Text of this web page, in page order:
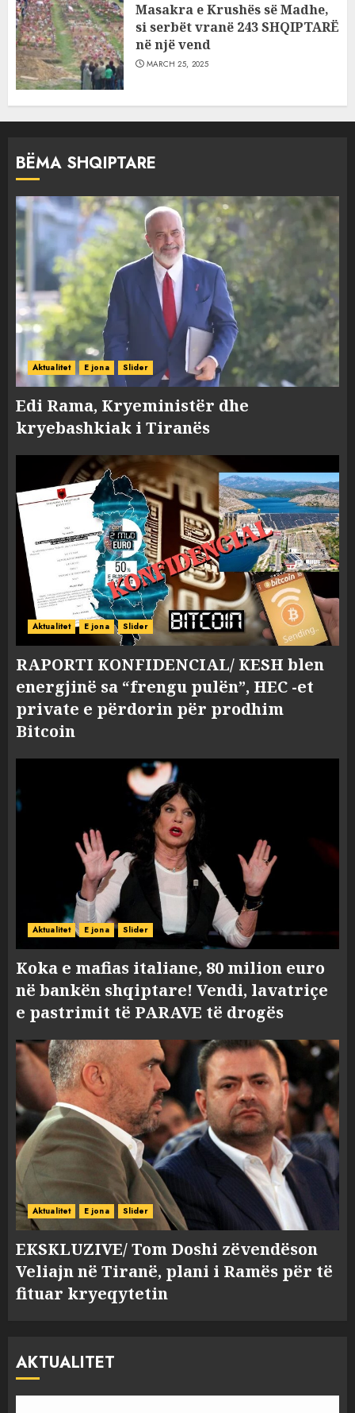
Masakra e Krushës së Madhe,
si serbët vranë 243 SHQIPTARË
në një vend
MARCH 25, 2025
BËMA SHQIPTARE
Aktualitet E jona Slider
Edi Rama, Kryeministër dhe
kryebashkiak i Tiranës
Aktualitet E jona Slider
RAPORTI KONFIDENCIAL/ KESH blen
energjinë sa “frengu pulën”, HEC -et
private e përdorin për prodhim
Bitcoin
Aktualitet E jona Slider
Koka e mafias italiane, 80 milion euro
në bankën shqiptare! Vendi, lavatriçe
e pastrimit të PARAVE të drogës
Aktualitet E jona Slider
EKSKLUZIVE/ Tom Doshi zëvendëson
Veliajn në Tiranë, plani i Ramës për të
fituar kryeqytetin
AKTUALITET